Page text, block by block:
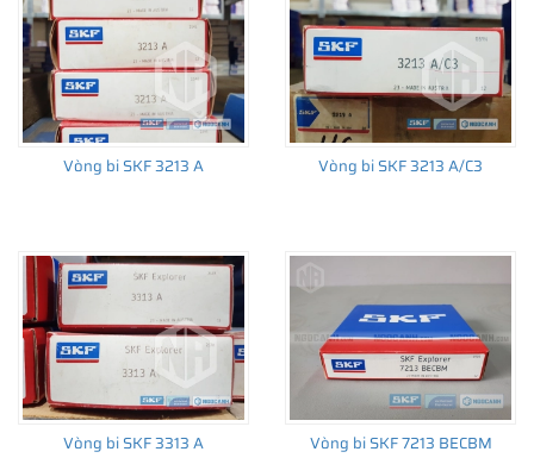
Vòng bi SKF 3213 A Vòng bi SKF 3213 A/C3
Vòng bi SKF 3313 A Vòng bi SKF 7213 BECBM